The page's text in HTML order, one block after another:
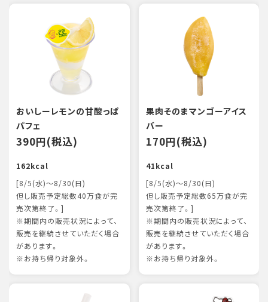
おいしーレモンの甘酸っぱ
パフェ
390円(税込)
162kcal
[8/5(水)～8/30(日)
但し販売予定総数40万食が完
売次第終了。]
※期間内の販売状況によって、
販売を継続させていただく場合
があります。
※お持ち帰り対象外。
果肉そのまマンゴーアイス
バー
170円(税込)
41kcal
[8/5(水)～8/30(日)
但し販売予定総数65万食が完
売次第終了。]
※期間内の販売状況によって、
販売を継続させていただく場合
があります。
※お持ち帰り対象外。